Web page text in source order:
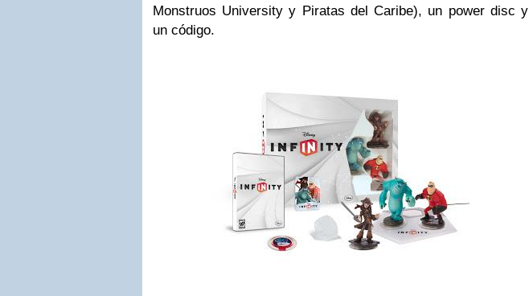
Monstruos University y Piratas del Caribe), un power disc y
un código.